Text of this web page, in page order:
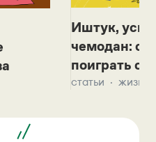
Иштук,
чемодан:
поиграть с
статьи жизнь